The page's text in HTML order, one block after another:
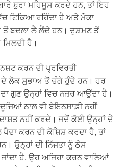
ਬੁਰਾ ਮਹਿਸੂਸ ਕਰਦੇ ਹਨ, ਤਾਂ ਇਹ
ਟਿਕਿਆ ਰਹਿੰਦਾ ਹੈ ਅਤੇ ਮੌਕਾ
ਬਦਲਾ ਲੈ ਲੈਂਦੇ ਹਨ। ਦੁਸ਼ਮਣ ਤੋਂ
ਮਿਲਦੀ ਹੈ।
ਕਰਨ ਦੀ ਪ੍ਰਵਿਰਤੀ
ਦੇ ਲੋਕ ਸੁਭਾਅ ਤੋਂ ਚੰਗੇ ਹੁੰਦੇ ਹਨ। ਹਰ
ਗੁਣ ਉਨ੍ਹਾਂ ਵਿਚ ਨਜ਼ਰ ਆਉਂਦਾ ਹੈ।
ਨਾਲ ਵੀ ਬੇਇਨਸਾਫ਼ੀ ਨਹੀਂ
ਨਹੀਂ ਕਰਦੇ। ਜਦੋਂ ਕੋਈ ਉਨ੍ਹਾਂ ਦੇ
ਕਰਨ ਦੀ ਕੋਸ਼ਿਸ਼ ਕਰਦਾ ਹੈ, ਤਾਂ
ਉਨ੍ਹਾਂ ਦੀ ਨਿੱਜਤਾ ਨੂੰ ਠੇਸ
ਹੈ, ਉਹ ਅਜਿਹਾ ਕਰਨ ਵਾਲਿਆਂ